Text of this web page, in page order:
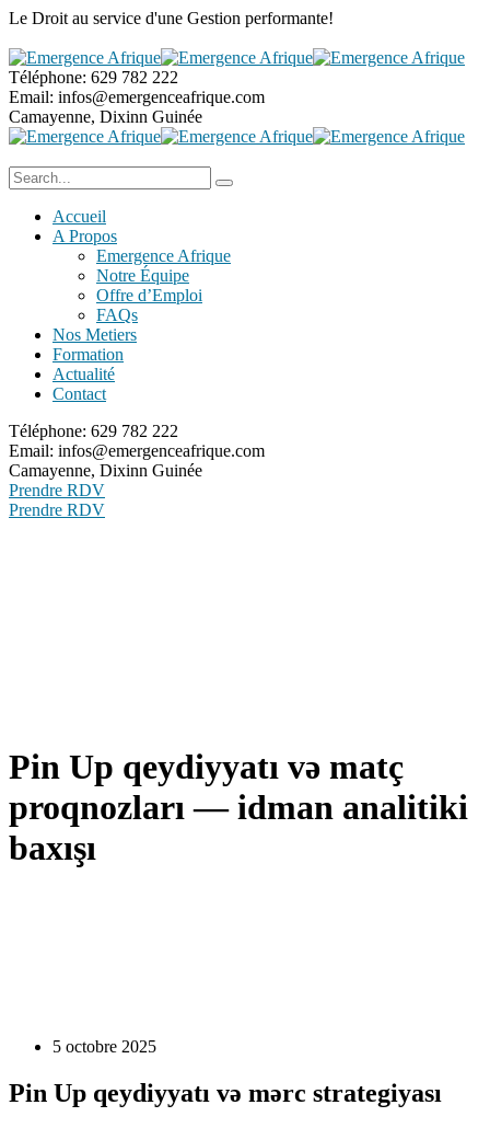
Le Droit au service d'une Gestion performante!
Téléphone: 629 782 222
Email: infos@emergenceafrique.com
Camayenne, Dixinn Guinée
Accueil
A Propos
Emergence Afrique
Notre Équipe
Offre d’Emploi
FAQs
Nos Metiers
Formation
Actualité
Contact
Téléphone: 629 782 222
Email: infos@emergenceafrique.com
Camayenne, Dixinn Guinée
Prendre RDV
Prendre RDV
Pin Up qeydiyyatı və matç
proqnozları — idman analitiki
baxışı
5 octobre 2025
Pin Up qeydiyyatı və mərc strategiyası